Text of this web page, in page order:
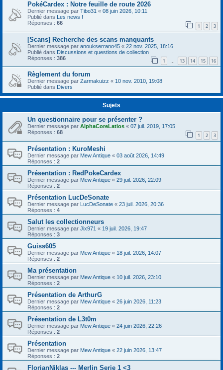
PokéCardex : Notre feuille de route 2026
Dernier message par Tibo31 « 08 juin 2026, 10:11
Publié dans Les news !
Réponses : 66 1 2 3
[Scans] Recherche des scans manquants
Dernier message par anoukserrano45 « 22 nov. 2025, 18:16
Publié dans Discussions et questions de collection
Réponses : 386 1 13 14 15 16
Règlement du forum
Dernier message par Zarmakuizz « 10 nov. 2010, 19:08
Publié dans Divers
Sujets
Un questionnaire pour se présenter ?
Dernier message par AlphaCoreLatios « 07 juil. 2019, 17:05
Réponses : 68 1 2 3
Présentation : KuroMeshi
Dernier message par Mew Antique « 03 août 2026, 14:49
Réponses : 2
Présentation : RedPokeCardex
Dernier message par Mew Antique « 29 juil. 2026, 22:09
Réponses : 2
Présentation LucDeSonate
Dernier message par LucDeSonate « 23 juil. 2026, 20:36
Réponses : 4
Salut les collectionneurs
Dernier message par Jix971 « 19 juil. 2026, 19:47
Réponses : 3
Guiss605
Dernier message par Mew Antique « 18 juil. 2026, 14:07
Réponses : 2
Ma présentation
Dernier message par Mew Antique « 10 juil. 2026, 23:10
Réponses : 2
Présentation de ArthurG
Dernier message par Mew Antique « 26 juin 2026, 11:23
Réponses : 2
Présentation de L3t0m
Dernier message par Mew Antique « 24 juin 2026, 22:26
Réponses : 2
Présentation
Dernier message par Mew Antique « 22 juin 2026, 13:47
Réponses : 2
FlorianNiklas --- Merlin Serie 1 <3